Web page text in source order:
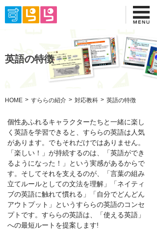
英語の特徴
HOME すららの紹介 対応教科 英語の特徴
個性あふれるキャラクターたちと一緒に楽し
く英語を学習できると、すららの英語は人気
があります。でもそれだけではありません。
「楽しい！」が持続するのは、「英語ができ
るようになった！」という実感があるからで
す。そしてそれを支えるのが、「言葉の組み
立てルールとしての文法を理解」「ネイティ
ブの英語に触れて慣れる」「自分でどんどん
アウトプット」というすららの英語のコンセ
プトです。すららの英語は、「使える英語」
への最短ルートを提案します!